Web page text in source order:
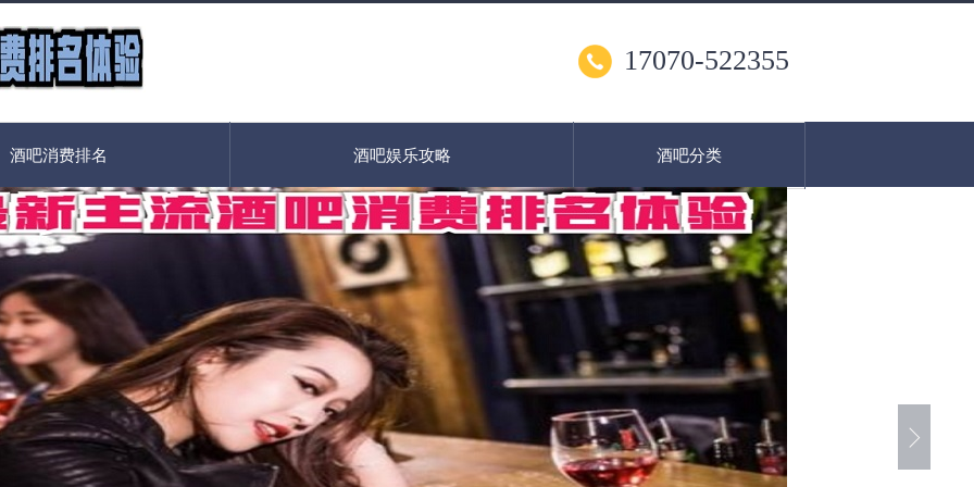
17070-522355
酒吧消费排名 酒吧娱乐攻略 酒吧分类